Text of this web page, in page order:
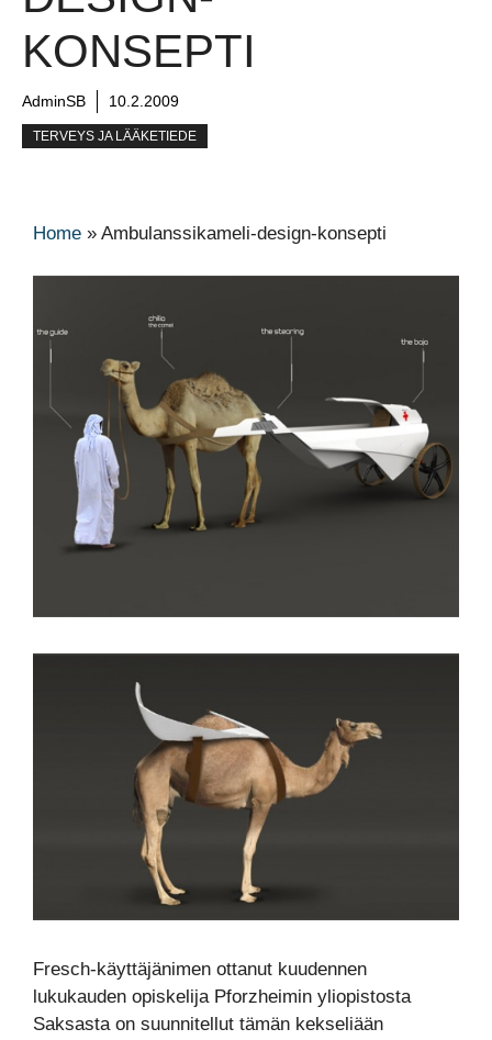
KONSEPTI
AdminSB 10.2.2009
TERVEYS JA LÄÄKETIEDE
Home » Ambulanssikameli-design-konsepti
Fresch-käyttäjänimen ottanut kuudennen
lukukauden opiskelija Pforzheimin yliopistosta
Saksasta on suunnitellut tämän kekseliään